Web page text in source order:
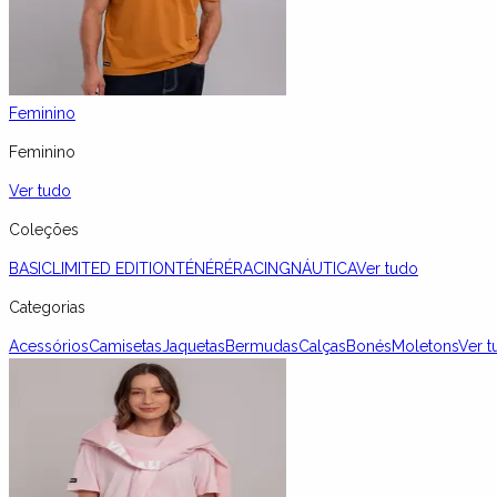
Feminino
Feminino
Ver tudo
Coleções
BASIC LIMITED EDITIONTÉNÉRÉRACINGNÁUTICAVer tudo
Categorias
AcessóriosCamisetasJaquetasBermudasCalçasBonésMoletonsVer